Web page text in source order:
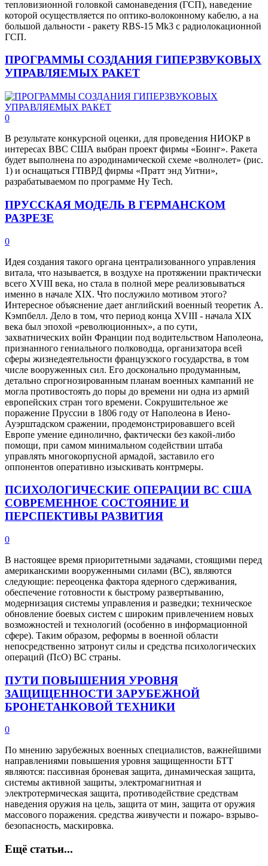
тепловизионной головкой самонаведения (ГСП), наведение
которой осуществляется по оптико-волоконному кабелю, а на
большой дальности - ракету RBS-15 Mk3 с радиолокационной
ГСП.
ПРОГРАММЫ СОЗДАНИЯ ГИПЕРЗВУКОВЫХ
УПРАВЛЯЕМЫХ РАКЕТ
0
В результате конкурсной оценки, для проведения НИОКР в
интересах ВВС США выбран проект фирмы «Боинг». Ракета
будет выполнена по аэродинамической схеме «волнолет» (рис.
1) и оснащаться ГПВРД фирмы «Пратт энд Уитни»,
разрабатываемом по программе Ну Tech.
ПРУССКАЯ МОДЕЛЬ В ГЕРМАНСКОМ
РАЗРЕЗЕ
0
Идея создания такого органа централизованного управления
витала, что называется, в воздухе на протяжении практически
всего XVIII века, но стала в полной мере реализовываться
именно в начале XIX. Что послужило мотивом этого?
Интересное объяснение дает английский военный теоретик А.
Кэмпбелл. Дело в том, что период конца XVIII - начала XIX
века был эпохой «революционных», а по сути,
захватнических войн Франции под водительством Наполеона,
признанного гениального полководца, организатора всей
сферы жизнедеятельности французского государства, в том
числе вооруженных сил. Его досконально продуманным,
детально спрогнозированным планам военных кампаний не
могла противостоять до поры до времени ни одна из армий
европейских стран того времени. Сокрушительное же
поражение Пруссии в 1806 году от Наполеона в Иено-
Ауэрштадском сражении, продемонстрировавшего всей
Европе умение единолично, фактически без какой-либо
помощи, при самом минимальном содействии штаба
управлять многокорпусной армадой, заставило его
оппонентов оперативно изыскивать контрмеры.
ПСИХОЛОГИЧЕСКИЕ ОПЕРАЦИИ ВС США
СОВРЕМЕННОЕ СОСТОЯНИЕ И
ПЕРСПЕКТИВЫ РАЗВИТИЯ
0
В настоящее время приоритетными задачами, стоящими перед
американскими вооруженными силами (ВС), являются
следующие: переоценка фактора ядерного сдерживания,
обеспечение готовности к быстрому развертыванию,
модернизация системы управления и разведки; техническое
обновление боевых систем с широким привлечением новых
возможностей и технологий (особенно в информационной
сфере). Таким образом, реформы в военной области
непосредственно затронут силы и средства психологических
операций (ПсО) ВС страны.
ПУТИ ПОВЫШЕНИЯ УРОВНЯ
ЗАЩИЩЕННОСТИ ЗАРУБЕЖНОЙ
БРОНЕТАНКОВОЙ ТЕХНИКИ
0
По мнению зарубежных военных специалистов, важнейшими
направлениями повышения уровня защищенности БТТ
являются: пассивная броневая защита, динамическая защита,
системы активной защиты, электромагнитная и
электротермическая защита, противодействие средствам
наведения оружия на цель, защита от мин, защита от оружия
массового поражения. средства живучести и пожаро- взрыво-
безопасность, маскировка.
Ещё статьи...